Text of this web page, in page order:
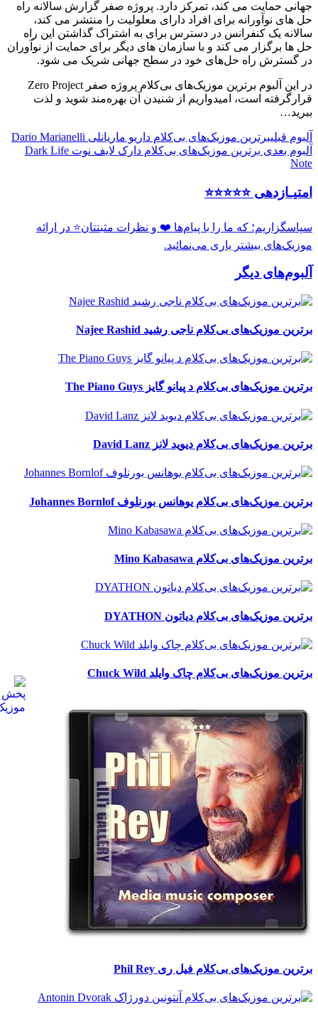
جهانی حمایت می کند، تمرکز دارد. پروژه صفر گزارش سالانه راه
حل های نوآورانه برای افراد دارای معلولیت را منتشر می کند،
سالانه یک کنفرانس در دسترس برای به اشتراک گذاشتن این راه
حل ها برگزار می کند و با سازمان های دیگر برای حمایت از نوآوران
در گسترش راه حل‌های خود در سطح جهانی شریک می شود.
در این آلبوم برترین موزیک‌های بی‌کلام پروژه صفر Zero Project
قرارگرفته است، امیدواریم از شنیدن آن بهره‌مند شوید و لذت
ببرید…
آلبوم قبلیبرترین موزیک‌های بی‌کلام داریو ماریانلی Dario Marianelli
آلبوم بعدی
برترین موزیک‌های بی‌کلام دارک لایف نوت Dark Life
Note
امتیـازدهی ⭐️⭐️⭐️⭐️⭐️
سپاسگزاریم؛ که ما را با پیام‌ها ❤️ و نظرات مثبتتان⭐️ در ارائه
موزیک‌های بیشتر یاری می‌نمائید.
آلبوم‌های دیگر
برترین موزیک‌های بی‌کلام ناجی رشید Najee Rashid
برترین موزیک‌های بی‌کلام د پیانو گایز The Piano Guys
برترین موزیک‌های بی‌کلام دیوید لانز David Lanz
برترین موزیک‌های بی‌کلام یوهانس بورنلوف Johannes Bornlof
برترین موزیک‌های بی‌کلام Mino Kabasawa
برترین موزیک‌های بی‌کلام دیاتون DYATHON
برترین موزیک‌های بی‌کلام چاک وایلد Chuck Wild
برترین موزیک‌های بی‌کلام فیل ری Phil Rey